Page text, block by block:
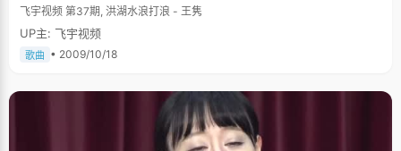
飞宇视频 第37期, 洪湖水浪打浪 - 王隽
UP主: 飞宇视频
歌曲 • 2009/10/18